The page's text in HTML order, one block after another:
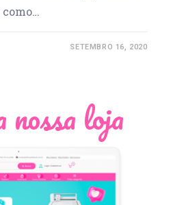
como…
SETEMBRO 16, 2020
nossa loja